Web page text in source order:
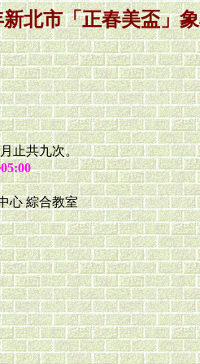
新北市「正春美盃」
止共九次。
心 綜合教室